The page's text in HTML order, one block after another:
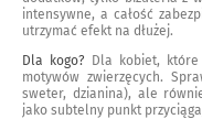
intensywne, a całość
utrzymać efekt na dłużej.
Dla kogo? Dla kobiet,
motywów zwierzęcych.
sweter, dzianina), ale
jako subtelny punkt